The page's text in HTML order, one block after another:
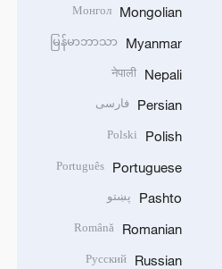
Mongolian
Монгол
Myanmar
မြန်မာဘာသာ
Nepali
नेपाली
Persian فارسی
Polish
Polski
Portuguese
Português
Pashto پښتو
Romanian
Română
Russian
Русский